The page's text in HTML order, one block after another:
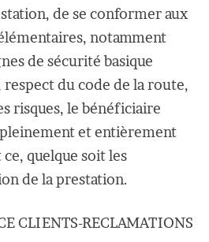
de se conformer aux
notamment
de sécurité basique
du code de la route,
risques, le bénéficiaire
et entièrement
quelque soit les
de la prestation.
CLIENTS-RECLAMATIONS